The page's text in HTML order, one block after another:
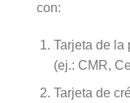
con:
Tarjeta de la
(ej.: CMR,
Tarjeta de